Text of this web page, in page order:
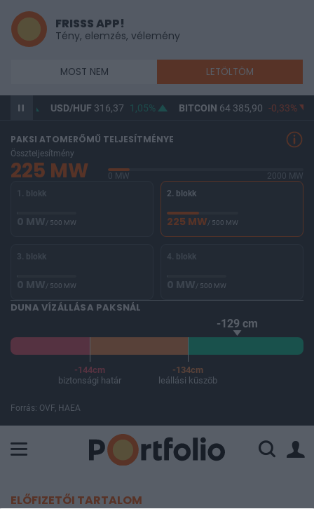
FRISSS APP!
Tény, elemzés, vélemény
MOST NEM LETÖLTÖM
0,8% USD/HUF316,37 1,05% BITCOIN64 385,90 -0,33%
PAKSI ATOMERŐMŰ TELJESÍTMÉNYE
Összteljesítmény
225 MW 0 MW
2000 MW
1. blokk
0 MW/ 500 MW
2. blokk
225 MW/ 500 MW
3. blokk
0 MW/ 500 MW
4. blokk
0 MW/ 500 MW
DUNA VÍZÁLLÁSA PAKSNÁL
-129 cm
-144cm
biztonsági határ
-134cm
leállási küszöb
Forrás: OVF, HAEA
ELŐFIZETŐI TARTALOM